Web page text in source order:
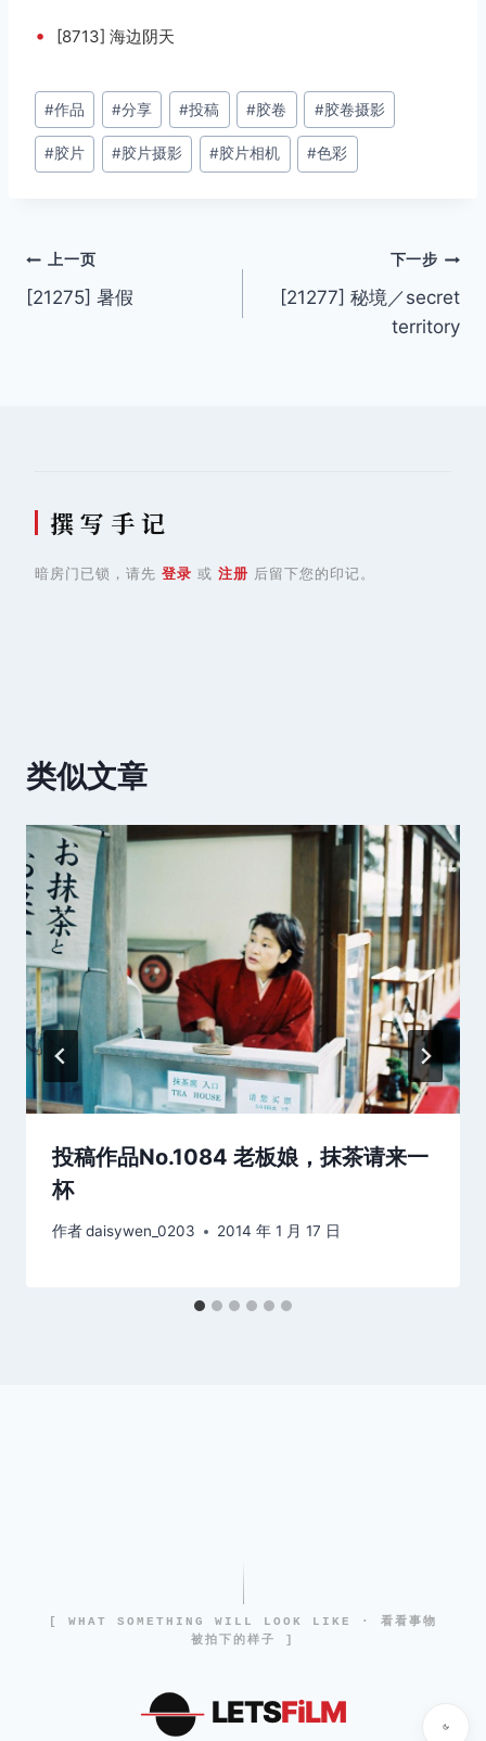
• [8713] 海边阴天
文
章
标
#作品 #分享 #投稿 #胶卷 #胶卷摄影
#胶片 #胶片摄影 #胶片相机 #色彩
文
章
上一页
[21275] 暑假
下一步
[21277] 秘境／secret
territory
撰 写 手 记
暗房门已锁，请先 登录 或 注册 后留下您的印记。
类似文章
投稿作品No.1084 老板娘，抹茶请来一
杯
作者daisywen_0203 2014 年 1 月 17 日
[ WHAT SOMETHING WILL LOOK LIKE · 看看事物
被拍下的样子 ]
LETSFiLM